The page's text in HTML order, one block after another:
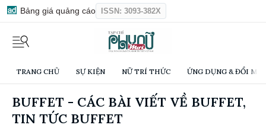
Bảng giá quảng cáo ISSN: 3093-382X
TRANG CHỦ SỰ KIỆN NỮ TRÍ THỨC ỨNG DỤNG & ĐỔI
BUFFET - CÁC BÀI VIẾT VỀ BUFFET,
TIN TỨC BUFFET